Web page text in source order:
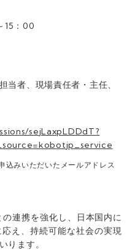
15：00
当者、現場責任者・主任、
sejLaxpLDDdT?
みいただいたメールアドレス
連携を強化し、日本国内に
え、持続可能な社会の実現
ります。